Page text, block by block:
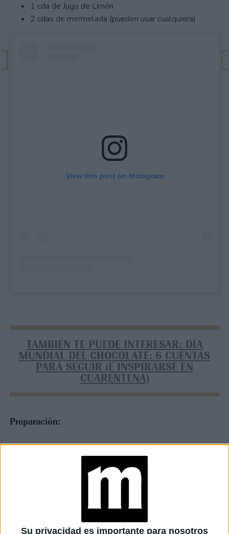
Su privacidad es importante para nosotros
1 cda de Jugo de Limón
2 cdas de mermelada (pueden usar cualquiera)
View this post on Instagram
TAMBIÉN TE PUEDE INTERESAR: DÍA
MUNDIAL DEL CHOCOLATE: 6 CUENTAS
PARA SEGUIR (E INSPIRARSE EN
CUARENTENA)
Preparación:
TAMBIÉN TE PUEDE INTERESAR
DÍA MUNDIAL DEL
CHEESECAKE: DEL
ORIGINALES